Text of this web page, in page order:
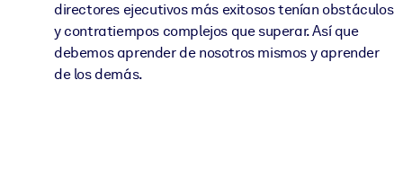
directores ejecutivos más exitosos tenían obstáculos
y contratiempos complejos que superar. Así que
debemos aprender de nosotros mismos y aprender
de los demás.